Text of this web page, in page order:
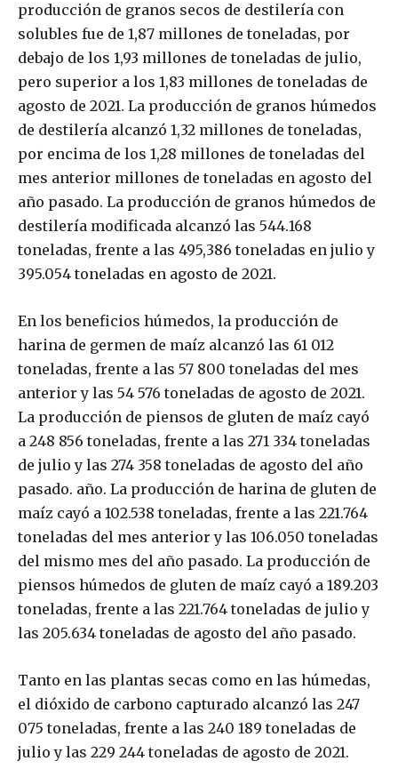
producción de granos secos de destilería con
solubles fue de 1,87 millones de toneladas, por
debajo de los 1,93 millones de toneladas de julio,
pero superior a los 1,83 millones de toneladas de
agosto de 2021. La producción de granos húmedos
de destilería alcanzó 1,32 millones de toneladas,
por encima de los 1,28 millones de toneladas del
mes anterior millones de toneladas en agosto del
año pasado. La producción de granos húmedos de
destilería modificada alcanzó las 544.168
toneladas, frente a las 495,386 toneladas en julio y
395.054 toneladas en agosto de 2021.
En los beneficios húmedos, la producción de
harina de germen de maíz alcanzó las 61 012
toneladas, frente a las 57 800 toneladas del mes
anterior y las 54 576 toneladas de agosto de 2021.
La producción de piensos de gluten de maíz cayó
a 248 856 toneladas, frente a las 271 334 toneladas
de julio y las 274 358 toneladas de agosto del año
pasado. año. La producción de harina de gluten de
maíz cayó a 102.538 toneladas, frente a las 221.764
toneladas del mes anterior y las 106.050 toneladas
del mismo mes del año pasado. La producción de
piensos húmedos de gluten de maíz cayó a 189.203
toneladas, frente a las 221.764 toneladas de julio y
las 205.634 toneladas de agosto del año pasado.
Tanto en las plantas secas como en las húmedas,
el dióxido de carbono capturado alcanzó las 247
075 toneladas, frente a las 240 189 toneladas de
julio y las 229 244 toneladas de agosto de 2021.